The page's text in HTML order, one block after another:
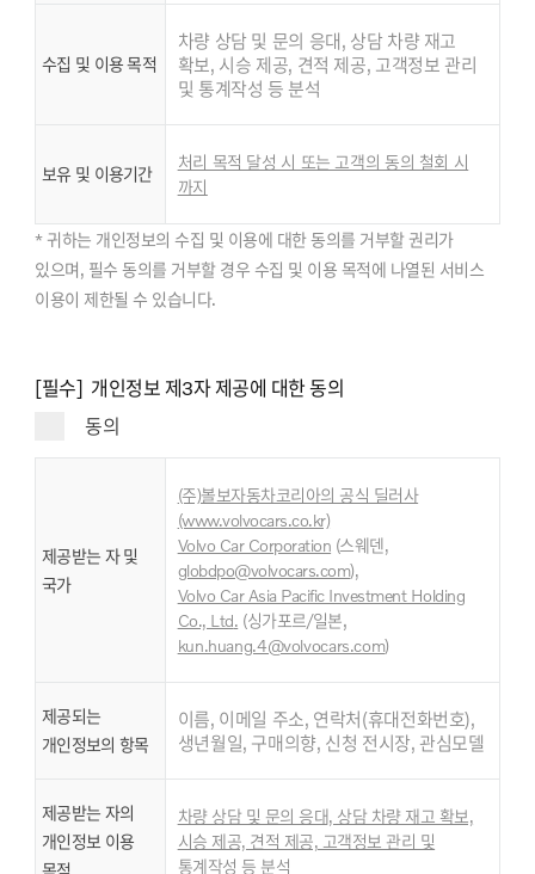
수집 및 이용 목적
차량 상담 및 문의 응대, 상담 차량 재고
확보, 시승 제공, 견적 제공, 고객정보 관리
및 통계작성 등 분석
보유 및 이용기간
처리 목적 달성 시 또는 고객의 동의 철회 시
까지
* 귀하는 개인정보의 수집 및 이용에 대한 동의를 거부할 권리가
있으며, 필수 동의를 거부할 경우 수집 및 이용 목적에 나열된 서비스
이용이 제한될 수 있습니다.
[필수] 개인정보 제3자 제공에 대한 동의
동의
제공받는 자 및
국가
(주)볼보자동차코리아의 공식 딜러사
(www.volvocars.co.kr)
Volvo Car Corporation (스웨덴,
globdpo@volvocars.com),
Volvo Car Asia Pacific Investment Holding
Co., Ltd. (싱가포르/일본,
kun.huang.4@volvocars.com)
제공되는
개인정보의 항목
이름, 이메일 주소, 연락처(휴대전화번호),
생년월일, 구매의향, 신청 전시장, 관심모델
제공받는 자의
개인정보 이용
목적
차량 상담 및 문의 응대, 상담 차량 재고 확보,
시승 제공, 견적 제공, 고객정보 관리 및
통계작성 등 분석